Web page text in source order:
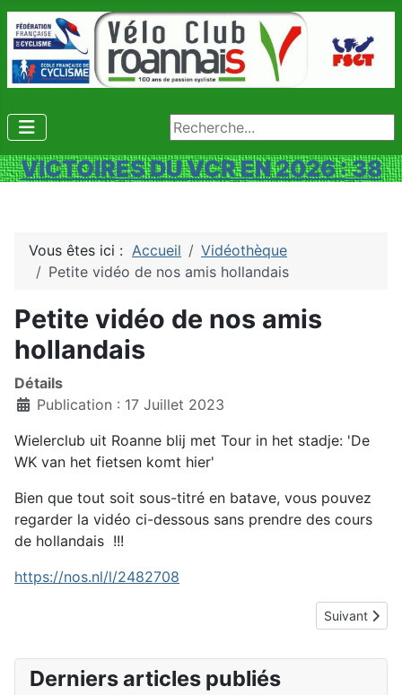
Rechercher
VICTOIRES DU VCR EN 2026 : 38
Vous êtes ici : Accueil
Vidéothèque
Petite vidéo de nos amis hollandais
Petite vidéo de nos amis
hollandais
Détails
Publication : 17 Juillet 2023
Wielerclub uit Roanne blij met Tour in het stadje: 'De
WK van het fietsen komt hier'
Bien que tout soit sous-titré en batave, vous pouvez
regarder la vidéo ci-dessous sans prendre des cours
de hollandais !!!
https://nos.nl/l/2482708
Article
Suivant
Derniers articles publiés